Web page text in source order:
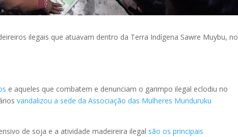
ilegais que atuavam dentro da Terra Indígena Sawre Muybu, no
e aqueles que combatem e denunciam o garimpo ilegal eclodiu no
vandalizou a sede da Associação das Mulheres Munduruku
de soja e a atividade madeireira ilegal são os principais